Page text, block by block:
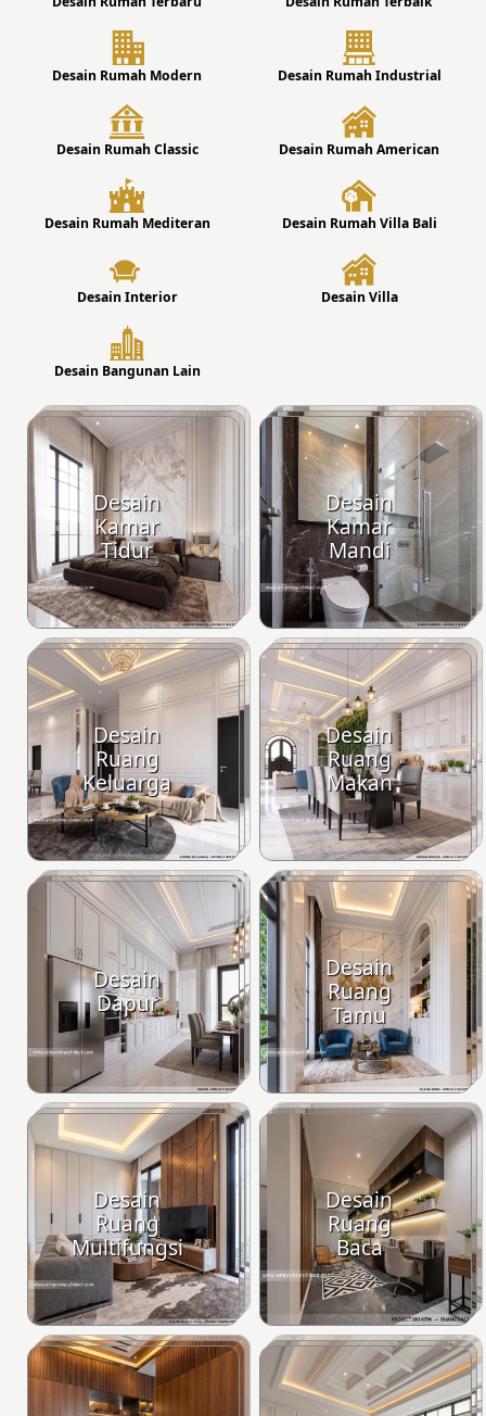
Desain Rumah Modern Desain Rumah Industrial
Desain Rumah Classic Desain Rumah American
Desain Rumah Mediteran Desain Rumah Villa Bali
Desain Interior Desain Villa
Desain Bangunan Lain
Desain
Kamar
Tidur
Desain
Kamar
Mandi
Desain
Ruang
Keluarga
Desain
Ruang
Makan
Desain
Dapur
Desain
Ruang
Tamu
Desain
Ruang
Multifungsi
Desain
Ruang
Baca